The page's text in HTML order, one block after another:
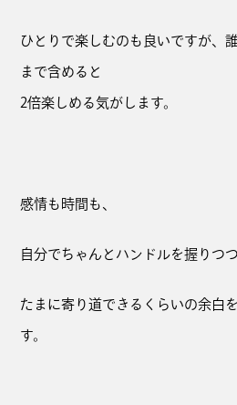
ひとりで楽しむのも良いですが、
まで含めると
2倍楽しめる気がします。
感情も時間も、
自分でちゃんとハンドルを握りつつ
たまに寄り道できるくらいの余白
す。